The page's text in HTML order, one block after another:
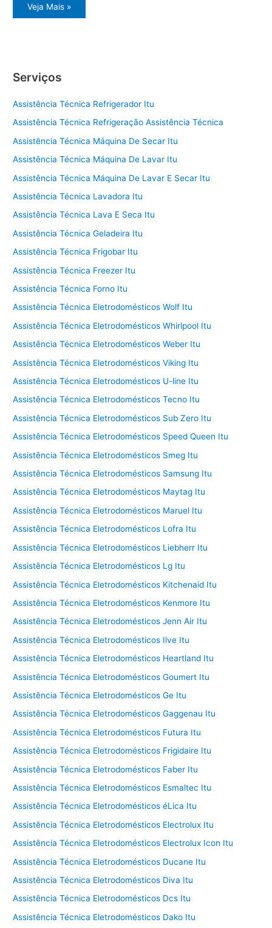
Assistência
eletrodoméstico
Veja Mais »
Serviços
Assistência Técnica Refrigerador Itu
Assistência Técnica Refrigeração Assistência Técnica
Assistência Técnica Máquina De Secar Itu
Assistência Técnica Máquina De Lavar Itu
Assistência Técnica Máquina De Lavar E Secar Itu
Assistência Técnica Lavadora Itu
Assistência Técnica Lava E Seca Itu
Assistência Técnica Geladeira Itu
Assistência Técnica Frigobar Itu
Assistência Técnica Freezer Itu
Assistência Técnica Forno Itu
Assistência Técnica Eletrodomésticos Wolf Itu
Assistência Técnica Eletrodomésticos Whirlpool Itu
Assistência Técnica Eletrodomésticos Weber Itu
Assistência Técnica Eletrodomésticos Viking Itu
Assistência Técnica Eletrodomésticos U-line Itu
Assistência Técnica Eletrodomésticos Tecno Itu
Assistência Técnica Eletrodomésticos Sub Zero Itu
Assistência Técnica Eletrodomésticos Speed Queen Itu
Assistência Técnica Eletrodomésticos Smeg Itu
Assistência Técnica Eletrodomésticos Samsung Itu
Assistência Técnica Eletrodomésticos Maytag Itu
Assistência Técnica Eletrodomésticos Maruel Itu
Assistência Técnica Eletrodomésticos Lofra Itu
Assistência Técnica Eletrodomésticos Liebherr Itu
Assistência Técnica Eletrodomésticos Lg Itu
Assistência Técnica Eletrodomésticos Kitchenaid Itu
Assistência Técnica Eletrodomésticos Kenmore Itu
Assistência Técnica Eletrodomésticos Jenn Air Itu
Assistência Técnica Eletrodomésticos Ilve Itu
Assistência Técnica Eletrodomésticos Heartland Itu
Assistência Técnica Eletrodomésticos Goumert Itu
Assistência Técnica Eletrodomésticos Ge Itu
Assistência Técnica Eletrodomésticos Gaggenau Itu
Assistência Técnica Eletrodomésticos Futura Itu
Assistência Técnica Eletrodomésticos Frigidaire Itu
Assistência Técnica Eletrodomésticos Faber Itu
Assistência Técnica Eletrodomésticos Esmaltec Itu
Assistência Técnica Eletrodomésticos éLica Itu
Assistência Técnica Eletrodomésticos Electrolux Itu
Assistência Técnica Eletrodomésticos Electrolux Icon Itu
Assistência Técnica Eletrodomésticos Ducane Itu
Assistência Técnica Eletrodomésticos Diva Itu
Assistência Técnica Eletrodomésticos Dcs Itu
Assistência Técnica Eletrodomésticos Dako Itu